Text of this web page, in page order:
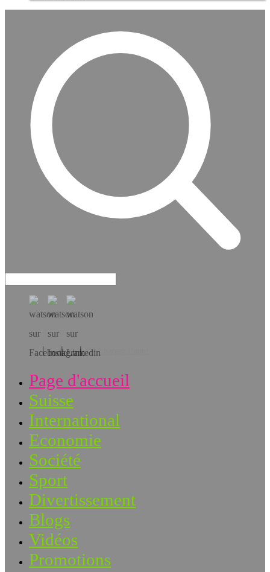
Téléchargez l’app!
Page d'accueil
Suisse
International
Economie
Société
Sport
Divertissement
Blogs
Vidéos
Promotions